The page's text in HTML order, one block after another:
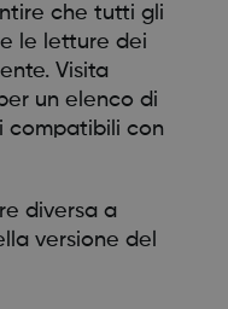
che tutti gli
le letture dei
Visita
un elenco di
compatibili con
diversa a
versione del